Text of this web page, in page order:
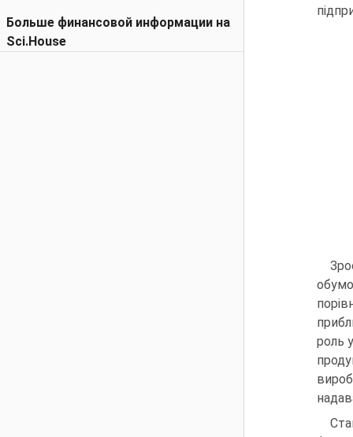
Больше финансовой информации на
Sci.House
роль